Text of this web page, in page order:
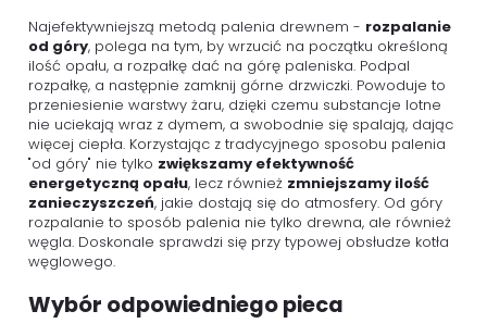
Najefektywniejszą metodą palenia drewnem - rozpalanie
od góry, polega na tym, by wrzucić na początku określoną
ilość opału, a rozpałkę dać na górę paleniska. Podpal
rozpałkę, a następnie zamknij górne drzwiczki. Powoduje to
przeniesienie warstwy żaru, dzięki czemu substancje lotne
nie uciekają wraz z dymem, a swobodnie się spalają, dając
więcej ciepła. Korzystając z tradycyjnego sposobu palenia
"od góry" nie tylko zwiększamy efektywność
energetyczną opału, lecz również zmniejszamy ilość
zanieczyszczeń, jakie dostają się do atmosfery. Od góry
rozpalanie to sposób palenia nie tylko drewna, ale również
węgla. Doskonale sprawdzi się przy typowej obsłudze kotła
węglowego.
Wybór odpowiedniego pieca